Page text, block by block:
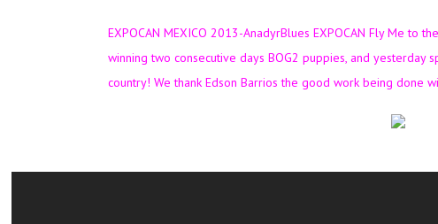
EXPOCAN MEXICO 2013-AnadyrBlues EXPOCAN Fly Me to
winning two consecutive days BOG2 puppies, and yesterday
country! We thank Edson Barrios the good work being done